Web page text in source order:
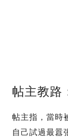
帖主教路
帖主指，當時
自己試過最囂